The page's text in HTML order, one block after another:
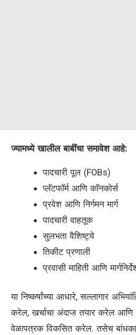
ज्यामध्ये खालील बाबींचा समावेश आहे:
पादचारी पूल (FOBs)
प्लॅटफॉर्म आणि कॉनकोर्स
प्रवेश आणि निर्गमन मार्ग
पादचारी वाहतूक
सुलभता वैशिष्ट्ये
तिकीट प्रणाली
प्रवासी माहिती आणि
या निष्कर्षांच्या आधारे, सल्लागार
करेल, खर्चाचा अंदाज तयार करेल
वेळापत्रक विकसित करेल. तसेच